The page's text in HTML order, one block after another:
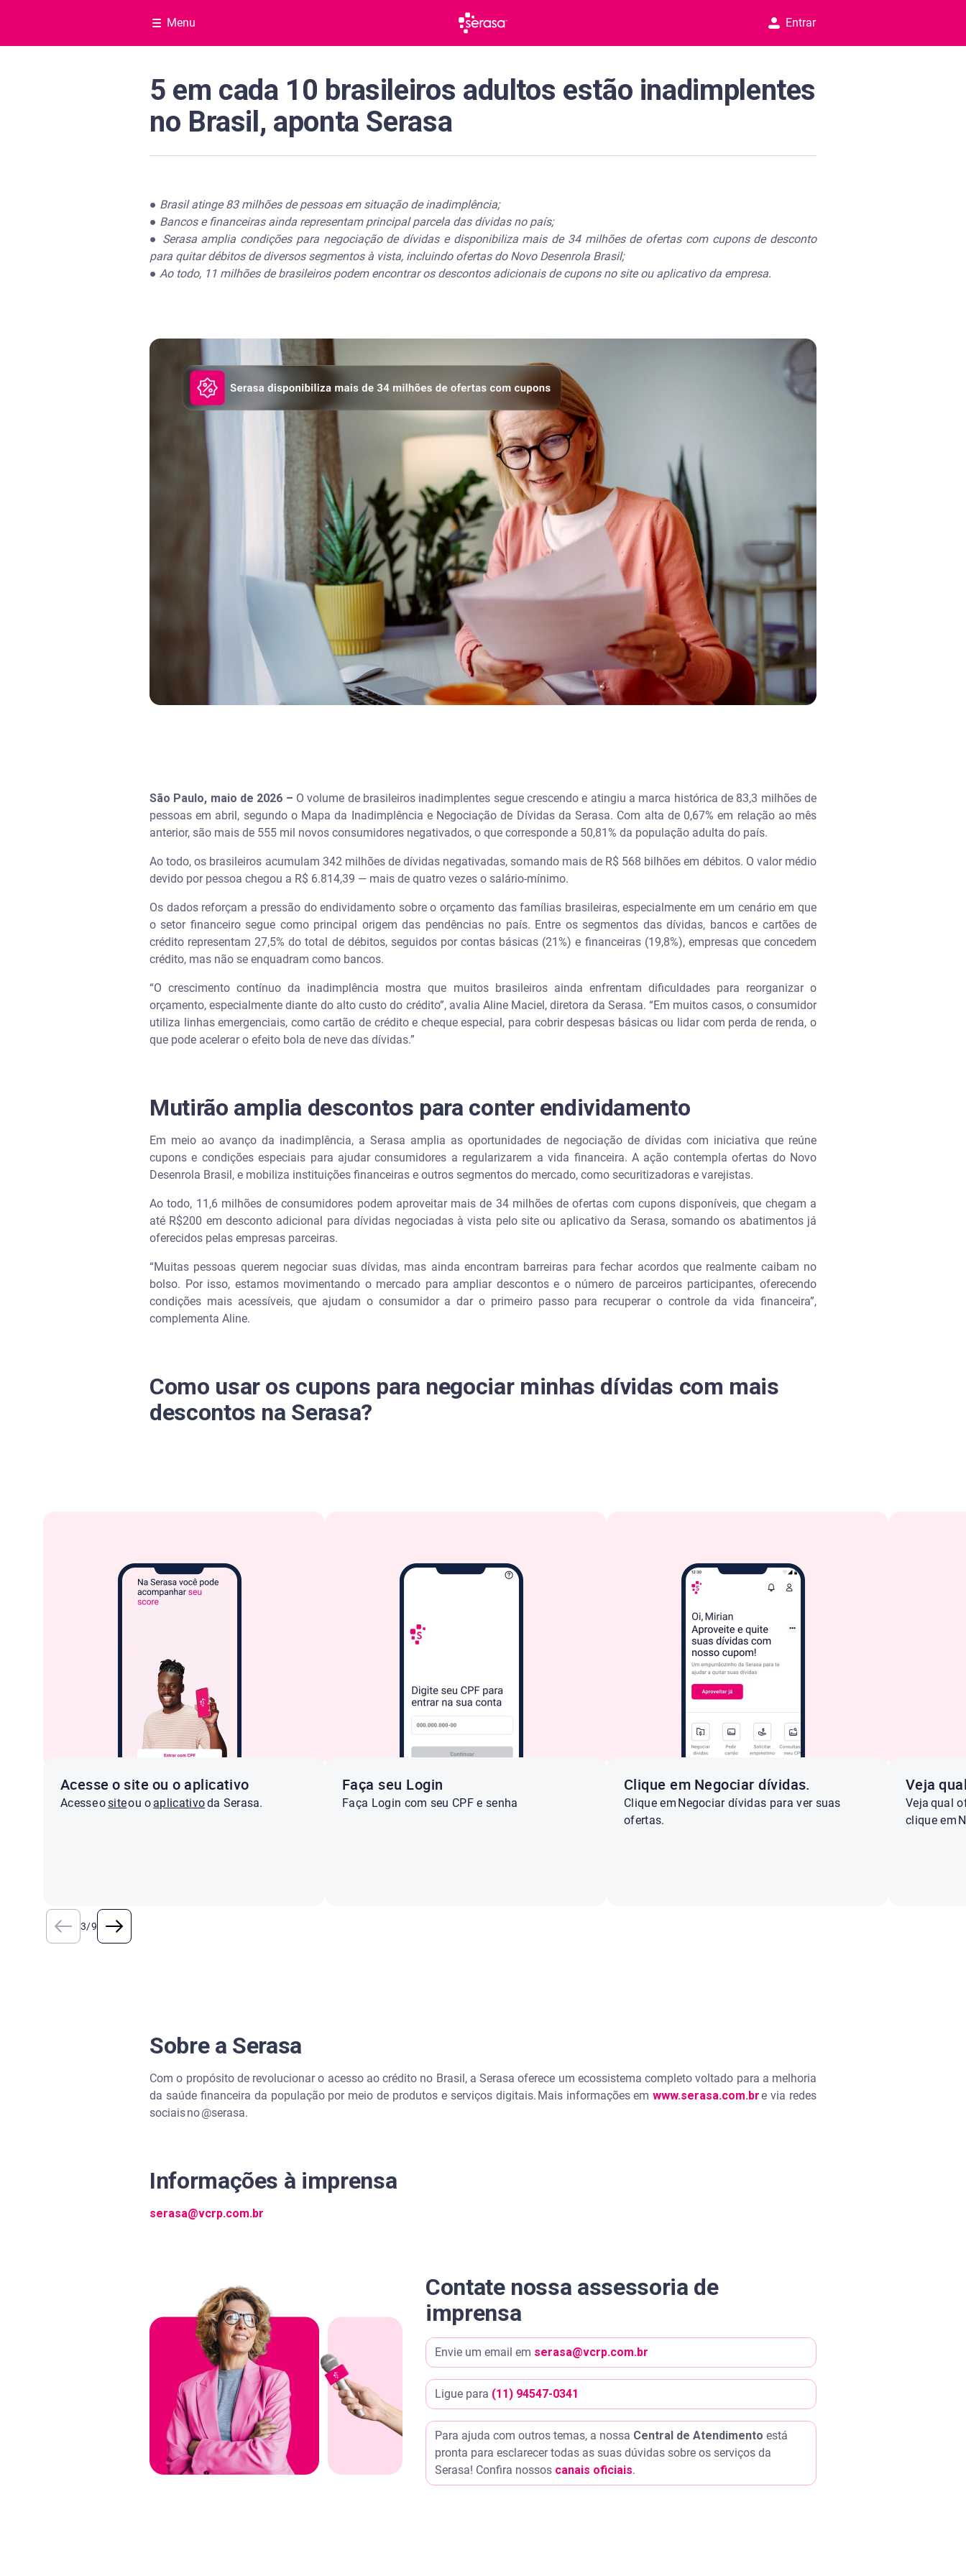
Menu Entrar
5 em cada 10 brasileiros adultos estão inadimplentes
no Brasil, aponta Serasa
● Brasil atinge 83 milhões de pessoas em situação de inadimplência;
● Bancos e financeiras ainda representam principal parcela das dívidas no país;
● Serasa amplia condições para negociação de dívidas e disponibiliza mais de 34 milhões de ofertas com cupons de desconto
para quitar débitos de diversos segmentos à vista, incluindo ofertas do Novo Desenrola Brasil;
● Ao todo, 11 milhões de brasileiros podem encontrar os descontos adicionais de cupons no site ou aplicativo da empresa.
São Paulo, maio de 2026 – O volume de brasileiros inadimplentes segue crescendo e atingiu a marca histórica de 83,3 milhões de
pessoas em abril, segundo o Mapa da Inadimplência e Negociação de Dívidas da Serasa. Com alta de 0,67% em relação ao mês
anterior, são mais de 555 mil novos consumidores negativados, o que corresponde a 50,81% da população adulta do país.
Ao todo, os brasileiros acumulam 342 milhões de dívidas negativadas, somando mais de R$ 568 bilhões em débitos. O valor médio
devido por pessoa chegou a R$ 6.814,39 — mais de quatro vezes o salário-mínimo.
Os dados reforçam a pressão do endividamento sobre o orçamento das famílias brasileiras, especialmente em um cenário em que
o setor financeiro segue como principal origem das pendências no país. Entre os segmentos das dívidas, bancos e cartões de
crédito representam 27,5% do total de débitos, seguidos por contas básicas (21%) e financeiras (19,8%), empresas que concedem
crédito, mas não se enquadram como bancos.
“O crescimento contínuo da inadimplência mostra que muitos brasileiros ainda enfrentam dificuldades para reorganizar o
orçamento, especialmente diante do alto custo do crédito”, avalia Aline Maciel, diretora da Serasa. “Em muitos casos, o consumidor
utiliza linhas emergenciais, como cartão de crédito e cheque especial, para cobrir despesas básicas ou lidar com perda de renda, o
que pode acelerar o efeito bola de neve das dívidas.”
Mutirão amplia descontos para conter endividamento
Em meio ao avanço da inadimplência, a Serasa amplia as oportunidades de negociação de dívidas com iniciativa que reúne
cupons e condições especiais para ajudar consumidores a regularizarem a vida financeira. A ação contempla ofertas do Novo
Desenrola Brasil, e mobiliza instituições financeiras e outros segmentos do mercado, como securitizadoras e varejistas.
Ao todo, 11,6 milhões de consumidores podem aproveitar mais de 34 milhões de ofertas com cupons disponíveis, que chegam a
até R$200 em desconto adicional para dívidas negociadas à vista pelo site ou aplicativo da Serasa, somando os abatimentos já
oferecidos pelas empresas parceiras.
“Muitas pessoas querem negociar suas dívidas, mas ainda encontram barreiras para fechar acordos que realmente caibam no
bolso. Por isso, estamos movimentando o mercado para ampliar descontos e o número de parceiros participantes, oferecendo
condições mais acessíveis, que ajudam o consumidor a dar o primeiro passo para recuperar o controle da vida financeira”,
complementa Aline.
Como usar os cupons para negociar minhas dívidas com mais
descontos na Serasa?
Acesse o site ou o aplicativo
Acesse ositeou o aplicativoda Serasa.
Faça seu Login
Faça Login com seu CPF e senha
Clique em Negociar dívidas.
Clique em Negociar dívidas para ver suas
ofertas.
Veja
Veja qual
clique em
3/9
Sobre a Serasa
Com o propósito de revolucionar o acesso ao crédito no Brasil, a Serasa oferece um ecossistema completo voltado para a melhoria
da saúde financeira da população por meio de produtos e serviços digitais. Mais informações emwww.serasa.com.bre via redes
sociais no @serasa.
Informações à imprensa
serasa@vcrp.com.br
Contate nossa assessoria de
imprensa
Envie um email em serasa@vcrp.com.br
Ligue para (11) 94547-0341
Para ajuda com outros temas, a nossa Central de Atendimento está
pronta para esclarecer todas as suas dúvidas sobre os serviços da
Serasa! Confira nossos canais oficiais.